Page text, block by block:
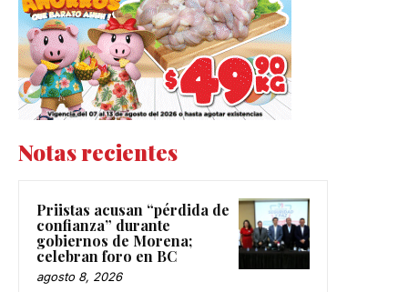
Notas recientes
Priistas acusan “pérdida de
confianza” durante
gobiernos de Morena;
celebran foro en BC
agosto 8, 2026